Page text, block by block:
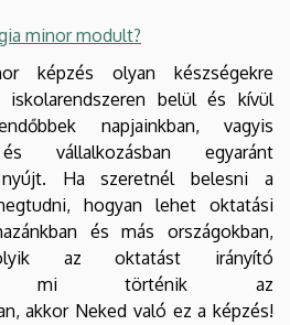
minor modult?
képzés olyan készségekre
belül és kívül
napjainkban, vagyis
vállalkozásban egyaránt
Ha szeretnél belesni a
hogyan lehet oktatási
és más országokban,
az oktatást irányító
mi történik az
akkor Neked való ez a képzés!